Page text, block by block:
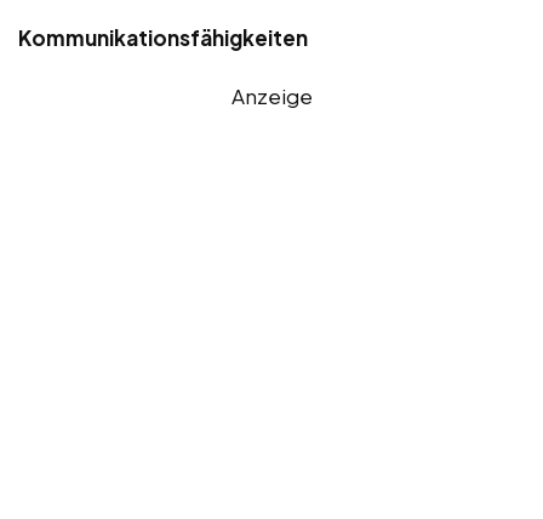
Kommunikationsfähigkeiten
Anzeige